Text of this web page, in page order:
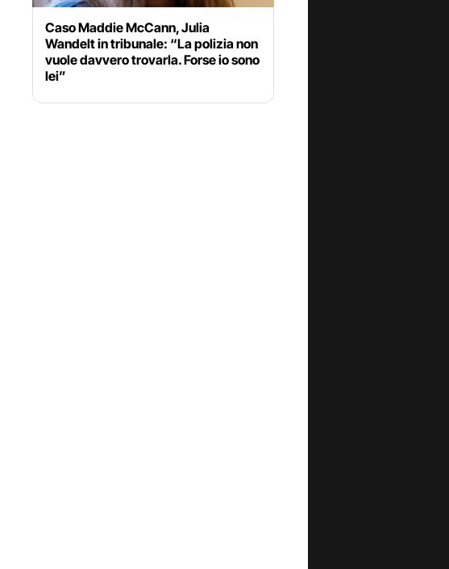
Caso Maddie McCann, Julia
Wandelt in tribunale: “La polizia non
vuole davvero trovarla. Forse io sono
lei”